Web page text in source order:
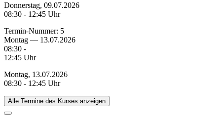
Donnerstag, 09.07.2026
08:30 - 12:45 Uhr
Termin-Nummer: 5
Montag — 13.07.2026
08:30 -
12:45 Uhr
Montag, 13.07.2026
08:30 - 12:45 Uhr
Alle Termine des Kurses anzeigen